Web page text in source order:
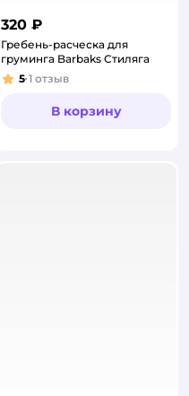
320 ₽
Гребень-расческа для
груминга Barbaks Стиляга
Рейтинг:
5 1 отзыв
В корзину